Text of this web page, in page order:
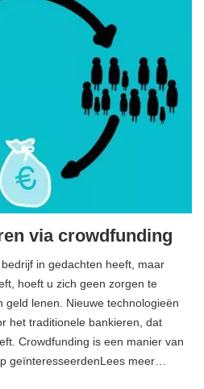
via crowdfunding
in gedachten heeft, maar
hoeft u zich geen zorgen te
geld lenen. Nieuwe technologieën
het traditionele bankieren, dat
Crowdfunding is een manier van
geïnteresseerdenLees meer…